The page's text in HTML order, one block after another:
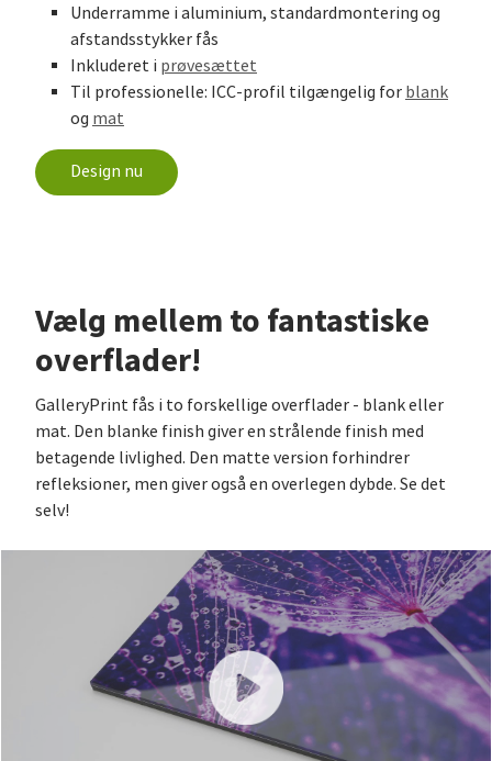
Underramme i aluminium, standardmontering og
afstandsstykker fås
Inkluderet i prøvesættet
Til professionelle: ICC-profil tilgængelig for blank
og mat
Design nu
Vælg mellem to fantastiske
overflader!
GalleryPrint fås i to forskellige overflader - blank eller
mat. Den blanke finish giver en strålende finish med
betagende livlighed. Den matte version forhindrer
refleksioner, men giver også en overlegen dybde. Se det
selv!